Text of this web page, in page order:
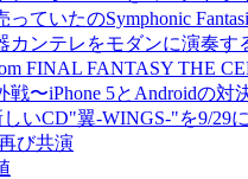
ていたのSymphonic
カンテレをモダンに演奏す
FINAL FANTASY THE
〜iPhone 5とAndroidの対
しいCD"翼-WINGS-"を9/29
び共演